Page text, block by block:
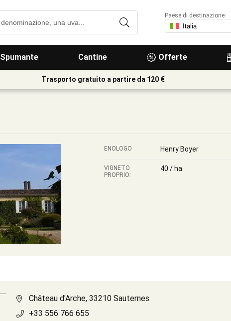
Spumante Cantine Offerte
Paese di destinazione:
Trasporto gratuito a partire da 120 €
ENOLOGO Henry Boyer
VIGNETO
PROPRIO:
40 / ha
Château d'Arche, 33210 Sauternes
+33 556 766 655